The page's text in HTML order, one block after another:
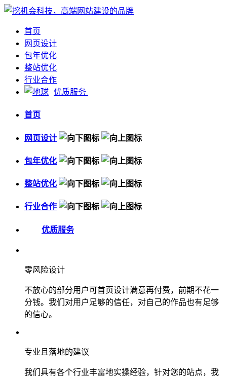
首页
网页设计
包年优化
整站优化
行业合作
优质服务
首页
网页设计
包年优化
整站优化
行业合作
优质服务
零风险设计
不放心的部分用户可首页设计满意再付费，前期不花一
分钱。我们对用户足够的信任，对自己的作品也有足够
的信心。
专业且落地的建议
我们具有各个行业丰富地实操经验，针对您的站点，我